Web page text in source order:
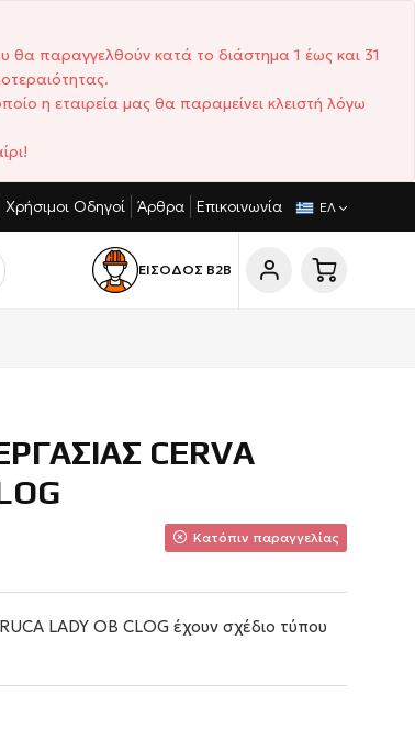
θα παραγγελθούν κατά το διάστημα 1 έως και 31
η εταιρεία μας θα παραμείνει κλειστή λόγω
ΣΎΝΤΟΜΟΙ ΧΡΌΝΟΙ ΠΑΡΆΔΟΣΗΣ
Χρήσιμοι Οδηγοί Άρθρα Επικοινωνία ΕΛ
ΕΙΣΟΔΟΣ Β2Β
CERVA
Κατόπιν παραγγελίας
LADY OB CLOG έχουν σχέδιο τύπου